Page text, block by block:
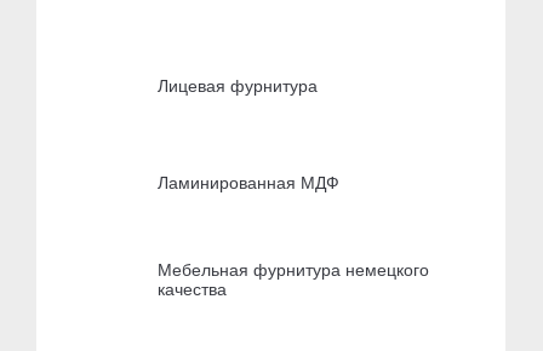
Лицевая фурнитура
Ламинированная МДФ
Мебельная фурнитура немецкого
качества